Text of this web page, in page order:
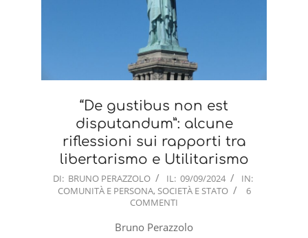
“De gustibus non est
disputandum”: alcune
riflessioni sui rapporti tra
libertarismo e Utilitarismo
2024-
DI: BRUNO PERAZZOLO IL: 09/09/2024
IN:
COMUNITÀ E PERSONA, SOCIETÀ E STATO
6
COMMENTI
Bruno Perazzolo